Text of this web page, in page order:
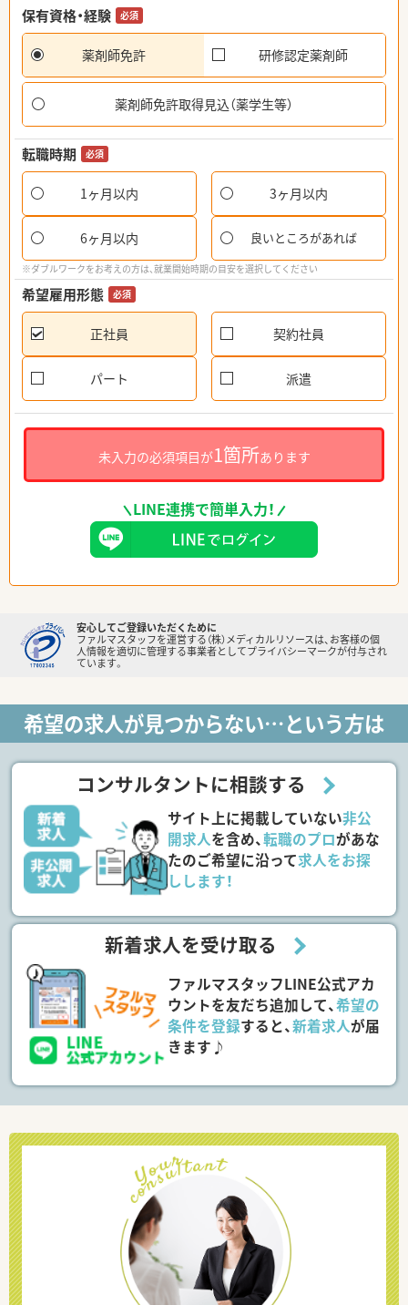
保有資格・経験 必須
薬剤師免許 研修認定薬剤師
薬剤師免許取得見込（薬学生等）
転職時期 必須
1ヶ月以内 3ヶ月以内
6ヶ月以内 良いところがあれば
※ダブルワークをお考えの方は、就業開始時期の目安を選択してください
希望雇用形態 必須
正社員 契約社員
パート 派遣
未入力の必須項目が1箇所あります
LINE連携で簡単入力！
安心してご登録いただくために
ファルマスタッフを運営する（株）メディカルリソースは、お客様の個
人情報を適切に管理する事業者としてプライバシーマークが付与され
ています。
希望の求人が見つからない…という方は
コンサルタントに相談する
サイト上に掲載していない非公
開求人を含め、転職のプロがあな
たのご希望に沿って求人をお探
しします！
新着求人を受け取る
ファルマスタッフLINE公式アカ
ウントを友だち追加して、希望の
条件を登録すると、新着求人が届
きます♪